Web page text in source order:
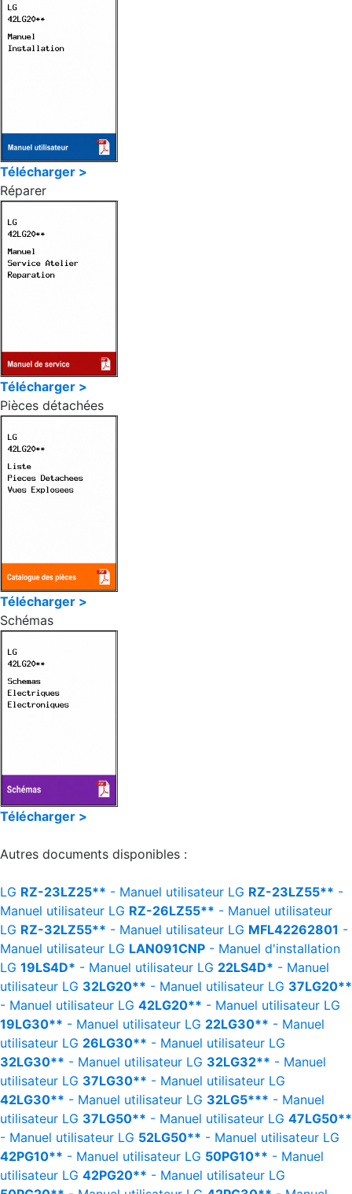
Télécharger >
Réparer
Télécharger >
Pièces détachées
Télécharger >
Schémas
Télécharger >
Autres documents disponibles :
LG RZ-23LZ25** - Manuel utilisateur LG RZ-23LZ55** -
Manuel utilisateur LG RZ-26LZ55** - Manuel utilisateur
LG RZ-32LZ55** - Manuel utilisateur LG MFL42262801 -
Manuel utilisateur LG LAN091CNP - Manuel d'installation
LG 19LS4D* - Manuel utilisateur LG 22LS4D* - Manuel
utilisateur LG 32LG20** - Manuel utilisateur LG 37LG20**
- Manuel utilisateur LG 42LG20** - Manuel utilisateur LG
19LG30** - Manuel utilisateur LG 22LG30** - Manuel
utilisateur LG 26LG30** - Manuel utilisateur LG
32LG30** - Manuel utilisateur LG 32LG32** - Manuel
utilisateur LG 37LG30** - Manuel utilisateur LG
42LG30** - Manuel utilisateur LG 32LG5*** - Manuel
utilisateur LG 37LG50** - Manuel utilisateur LG 47LG50**
- Manuel utilisateur LG 52LG50** - Manuel utilisateur LG
42PG10** - Manuel utilisateur LG 50PG10** - Manuel
utilisateur LG 42PG20** - Manuel utilisateur LG